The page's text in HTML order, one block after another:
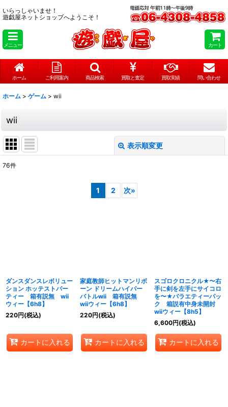
いらっしゃいませ！
遊戯屋ネットショップへようこそ！
メニュー カート
ホーム ご利用案内 商品検索 買取と査定 買取実績 問い合わせ
ホーム > ゲーム > wii
wii
表示順変更
76件
1 2 次»
ダンスダンスレボリュー
ション ホッテストパー
ティー 箱有説無 wii
ウィー【6h8】
220円(税込)
カートに入れる
家庭教師ヒットマンリボ
ーン ドリームハイパー
バトルwii 箱有説無
wiiウィー【6h8】
220円(税込)
カートに入れる
スゴロクロニクル★〜右
手に剣を左手にサイコロ
を〜★バラエティーパッ
ク 箱説有中身未開封
wiiウィー【8h5】
6,600円(税込)
カートに入れる